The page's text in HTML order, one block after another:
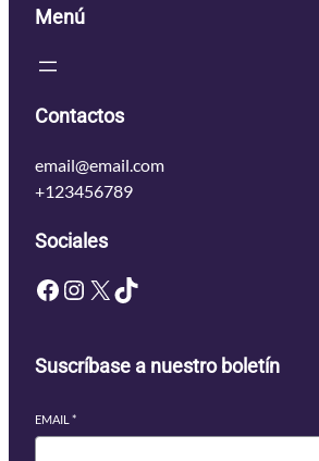
Menú
Contactos
email@email.com
+123456789
Sociales
Facebook Instagram X TikTok
Suscríbase a nuestro boletín
EMAIL *